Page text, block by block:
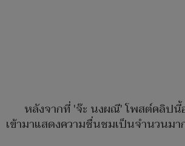
หลังจากที่ 'จ๊ะ นงผณี' โพสต์คลิป
เข้ามาแสดงความชื่นชมเป็นจำนวนมา